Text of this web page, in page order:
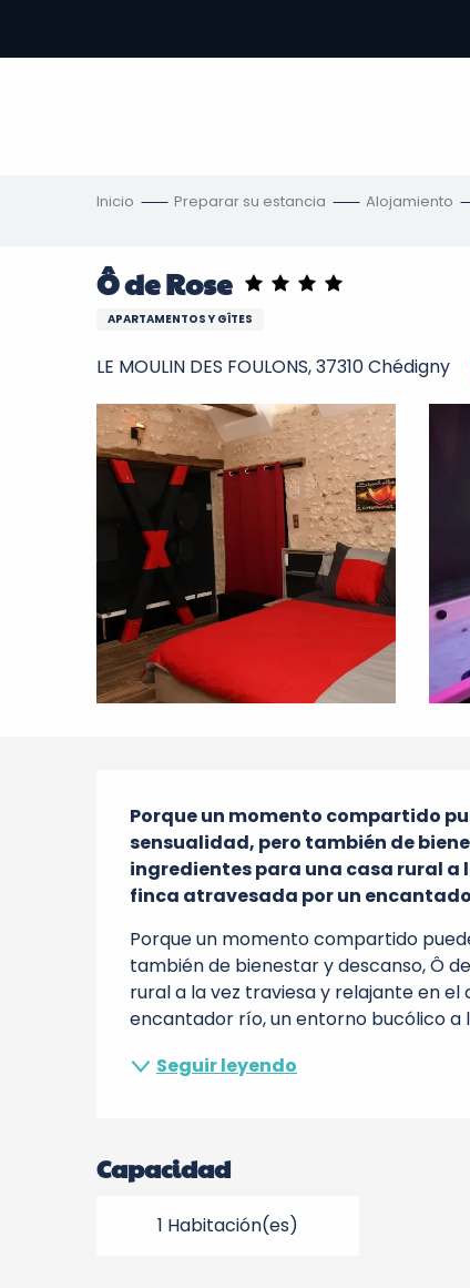
contenu
Inicio Preparar su estancia Alojamiento
Ô de Rose
APARTAMENTOS Y GÎTES
LE MOULIN DES FOULONS, 37310 Chédigny
Descripción
Porque un momento compartido
sensualidad, pero también de
ingredientes para una casa rural a
finca atravesada por un
Porque un momento compartido
también de bienestar y descanso, Ô
rural a la vez traviesa y relajante en
encantador río, un entorno bucólico a
Seguir leyendo
Capacidad
1 Habitación(es)